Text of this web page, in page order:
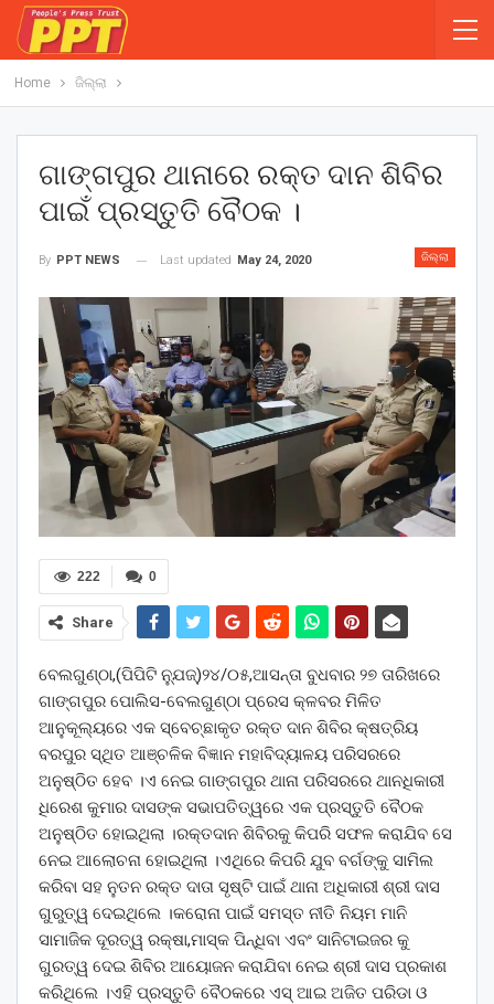
Home ଜିଲ୍ଲା
ଗାଙ୍ଗପୁର ଥାନାରେ ରକ୍ତ ଦାନ ଶିବିର
ପାଇଁ ପ୍ରସ୍ତୁତି ବୈଠକ ।
ଜିଲ୍ଲା
By PPT NEWS Last updated May 24, 2020
0
222
Share
ବେଲଗୁଣ୍ଠା,(ପିପିଟି ନ୍ଯୁଜ୍)୨୪/୦୫,ଆସନ୍ତା ବୁଧବାର ୨୭ ତାରିଖରେ
ଗାଙ୍ଗପୁର ପୋଲିସ-ବେଲଗୁଣ୍ଠା ପ୍ରେସ କ୍ଳବର ମିଳିତ
ଆନୁକୂଲ୍ୟରେ ଏକ ସ୍ବେଚ୍ଛାକୃତ ରକ୍ତ ଦାନ ଶିବିର କ୍ଷତ୍ରିୟ
ବରପୁର ସ୍ଥିତ ଆଞ୍ଚଳିକ ବିଜ୍ଞାନ ମହାବିଦ୍ୟାଳୟ ପରିସରରେ
ଅନୁଷ୍ଠିତ ହେବ ।ଏ ନେଇ ଗାଙ୍ଗପୁର ଥାନା ପରିସରରେ ଥାନଧିକାରୀ
ଧିରେଶ କୁମାର ଦାସଙ୍କ ସଭାପତିତ୍ୱରେ ଏକ ପ୍ରସ୍ତୁତି ବୈଠକ
ଅନୁଷ୍ଠିତ ହୋଇଥିଲା ।ରକ୍ତଦାନ ଶିବିରକୁ କିପରି ସଫଳ କରାଯିବ ସେ
ନେଇ ଆଲୋଚନା ହୋଇଥିଲା ।ଏଥିରେ କିପରି ଯୁବ ବର୍ଗଙ୍କୁ ସାମିଲ
କରିବା ସହ ନୁତନ ରକ୍ତ ଦାତା ସୃଷ୍ଟି ପାଇଁ ଥାନା ଅଧିକାରୀ ଶ୍ରୀ ଦାସ
ଗୁରୁତ୍ୱ ଦେଇଥିଲେ ।କରୋନା ପାଇଁ ସମସ୍ତ ନୀତି ନିୟମ ମାନି
ସାମାଜିକ ଦୂରତ୍ୱ ରକ୍ଷା,ମାସ୍କ ପିନ୍ଧିବା ଏବଂ ସାନିଟାଇଜର କୁ
ଗୁରତ୍ୱ ଦେଇ ଶିବିର ଆୟୋଜନ କରାଯିବା ନେଇ ଶ୍ରୀ ଦାସ ପ୍ରକାଶ
କରିଥିଲେ ।ଏହି ପ୍ରସ୍ତୁତି ବୈଠକରେ ଏସ୍ ଆଇ ଅଜିତ ପରିଡା ଓ